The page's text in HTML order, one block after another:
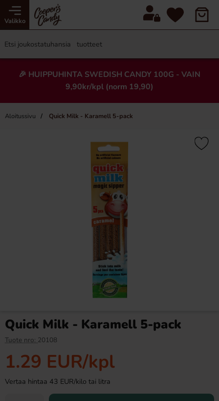
Valikko
🎉 HUIPPUHINTA SWEDISH CANDY 100G - VAIN
9,90kr/kpl (norm 19,90)
Aloitussivu Quick Milk - Karamell 5-pack
×
Ronny & Ragge Buttcracker
Chips Kaviar & Knäckemacka
Osta
Quick Milk - Karamell 5-pack
Tuote nro: 20108
1.29 EUR/kpl
Vertaa hintaa 43 EUR/kilo tai litra